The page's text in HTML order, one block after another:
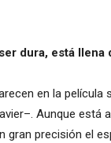
dura, está llena
en la película
Aunque está
gran precisión el